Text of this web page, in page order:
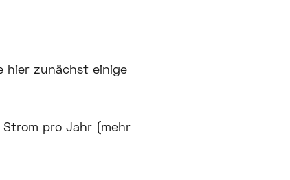
hier zunächst einige
Strom pro Jahr (mehr